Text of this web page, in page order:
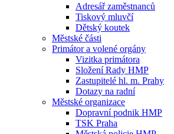
Adresář zaměstnanců
Tiskový mluvčí
Dětský koutek
Městské části
Primátor a volené orgány
Vizitka primátora
Složení Rady HMP
Zastupitelé hl. m. Prahy
Dotazy na radní
Městské organizace
Dopravní podnik HMP
TSK Praha